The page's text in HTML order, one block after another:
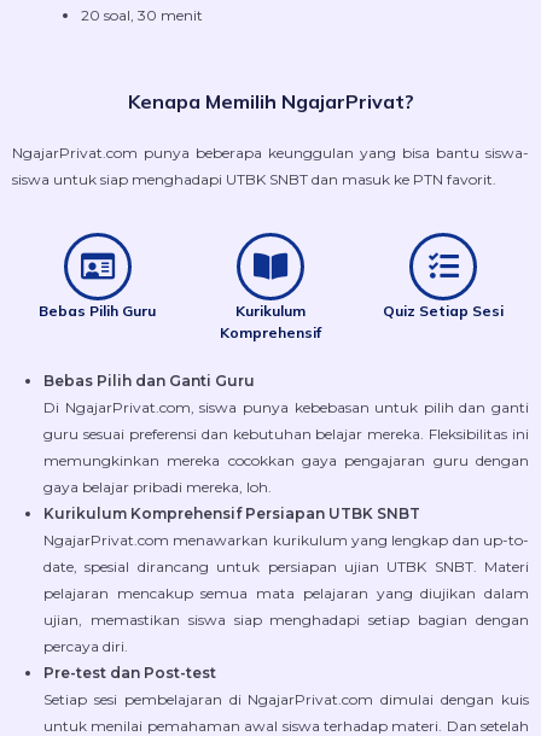
20 soal, 30 menit
Kenapa Memilih NgajarPrivat?
NgajarPrivat.com punya beberapa keunggulan yang bisa bantu siswa-
siswa untuk siap menghadapi UTBK SNBT dan masuk ke PTN favorit.
Bebas Pilih Guru
Kurikulum
Komprehensif
Quiz Setiap Sesi
Bebas Pilih dan Ganti Guru
Di NgajarPrivat.com, siswa punya kebebasan untuk pilih dan ganti
guru sesuai preferensi dan kebutuhan belajar mereka. Fleksibilitas ini
memungkinkan mereka cocokkan gaya pengajaran guru dengan
gaya belajar pribadi mereka, loh.
Kurikulum Komprehensif Persiapan UTBK SNBT
NgajarPrivat.com menawarkan kurikulum yang lengkap dan up-to-
date, spesial dirancang untuk persiapan ujian UTBK SNBT. Materi
pelajaran mencakup semua mata pelajaran yang diujikan dalam
ujian, memastikan siswa siap menghadapi setiap bagian dengan
percaya diri.
Pre-test dan Post-test
Setiap sesi pembelajaran di NgajarPrivat.com dimulai dengan kuis
untuk menilai pemahaman awal siswa terhadap materi. Dan setelah